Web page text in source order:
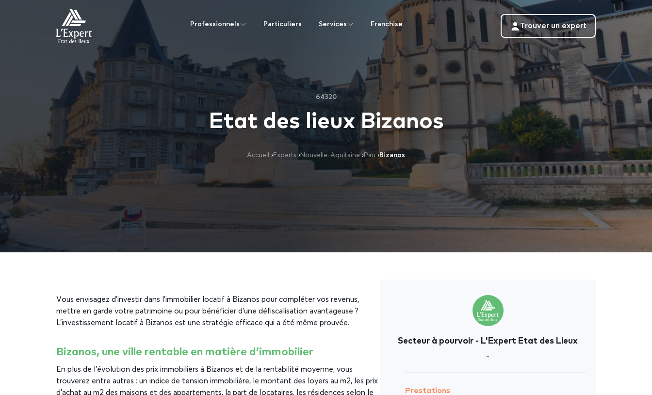
Professionnels Particuliers Services Franchise Trouver un expert
64320
Etat des lieux Bizanos
Accueil ›Experts ›Nouvelle-Aquitaine ›Pau ›Bizanos
Vous envisagez d’investir dans l’immobilier locatif à Bizanos pour compléter vos revenus,
mettre en garde votre patrimoine ou pour bénéficier d’une défiscalisation avantageuse ?
L’investissement locatif à Bizanos est une stratégie efficace qui a été même prouvée.
Bizanos, une ville rentable en matière d’immobilier
En plus de l’évolution des prix immobiliers à Bizanos et de la rentabilité moyenne, vous
trouverez entre autres : un indice de tension immobilière, le montant des loyers au m2, les prix
d’achat au m2 des maisons et des appartements, la part de locataires, les résidences selon le
Secteur à pourvoir - L'Expert Etat des Lieux
-
Prestations